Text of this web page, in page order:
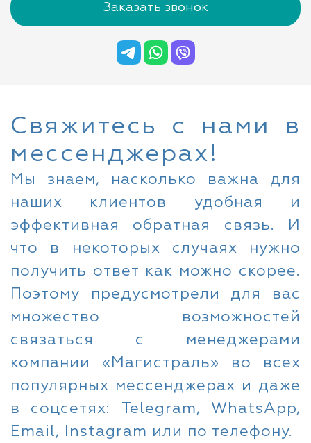
Заказать звонок
Свяжитесь с нами в
мессенджерах!
Мы знаем, насколько важна для
наших клиентов удобная и
эффективная обратная связь. И
что в некоторых случаях нужно
получить ответ как можно скорее.
Поэтому предусмотрели для вас
множество возможностей
связаться с менеджерами
компании «Магистраль» во всех
популярных мессенджерах и даже
в соцсетях: Telegram, WhatsApp,
Email, Instagram или по телефону.